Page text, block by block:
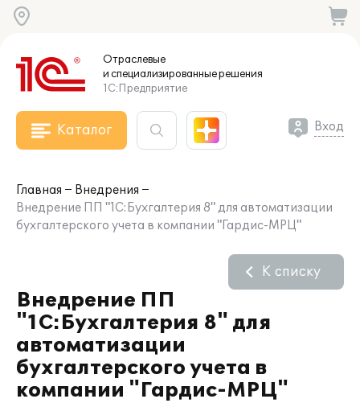
Отраслевые
и специализированныерешения
1С:Предприятие
Каталог Вход
Главная
Внедрения
Внедрение ПП "1С:Бухгалтерия 8" для автоматизации
бухгалтерского учета в компании "Гардис-МРЦ"
Внедрение ПП
"1С:Бухгалтерия 8" для
автоматизации
бухгалтерского учета в
компании "Гардис-МРЦ"
К списку